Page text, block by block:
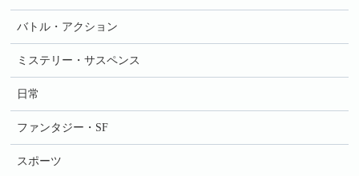
バトル・アクション
ミステリー・サスペンス
日常
ファンタジー・SF
スポーツ